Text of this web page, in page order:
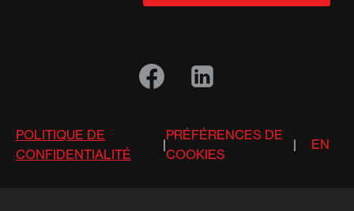
POLITIQUE DE
CONFIDENTIALITÉ
|
PRÉFÉRENCES DE
COOKIES
| EN